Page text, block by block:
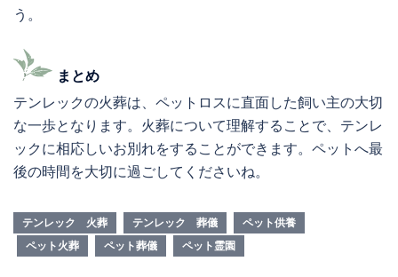
う。
まとめ
テンレックの火葬は、ペットロスに直面した飼い主の大切
な一歩となります。火葬について理解することで、テンレ
ックに相応しいお別れをすることができます。ペットへ最
後の時間を大切に過ごしてくださいね。
テンレック 火葬 テンレック 葬儀
ペット供養
ペット火葬
ペット葬儀 ペット霊園